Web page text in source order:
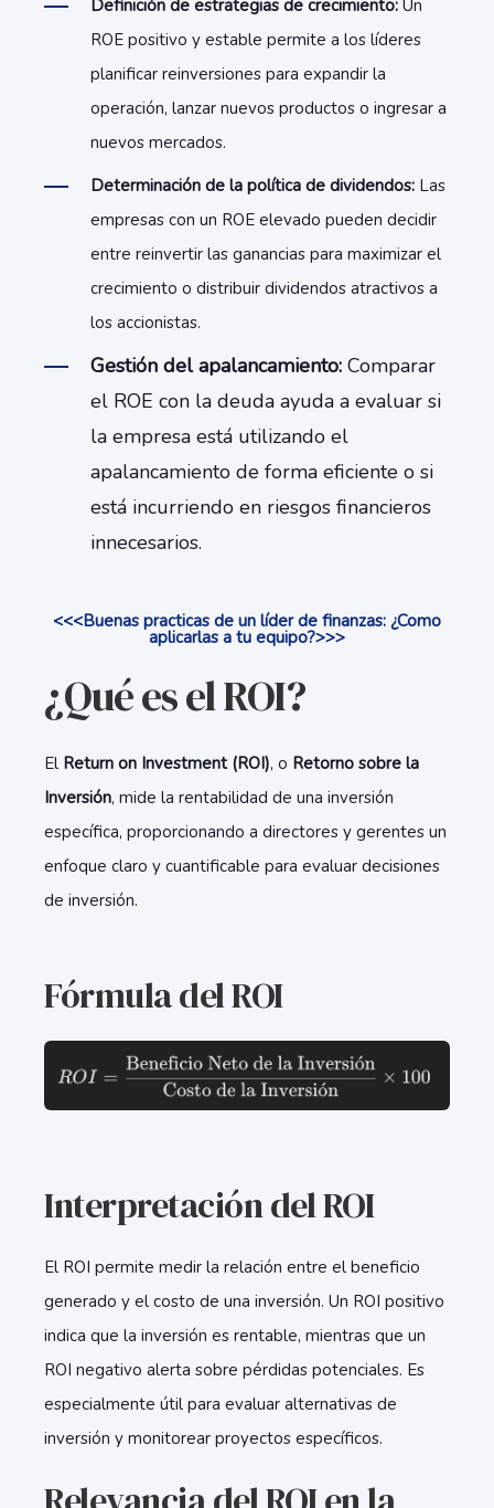
Definición de estrategias de crecimiento: Un
ROE positivo y estable permite a los líderes
planificar reinversiones para expandir la
operación, lanzar nuevos productos o ingresar a
nuevos mercados.
Determinación de la política de dividendos: Las
empresas con un ROE elevado pueden decidir
entre reinvertir las ganancias para maximizar el
crecimiento o distribuir dividendos atractivos a
los accionistas.
Gestión del apalancamiento: Comparar
el ROE con la deuda ayuda a evaluar si
la empresa está utilizando el
apalancamiento de forma eficiente o si
está incurriendo en riesgos financieros
innecesarios.
<<<Buenas practicas de un líder de finanzas: ¿Como
aplicarlas a tu equipo?>>>
¿Qué es el ROI?
El Return on Investment (ROI), o Retorno sobre la
Inversión, mide la rentabilidad de una inversión
específica, proporcionando a directores y gerentes un
enfoque claro y cuantificable para evaluar decisiones
de inversión.
Fórmula del ROI
Interpretación del ROI
El ROI permite medir la relación entre el beneficio
generado y el costo de una inversión. Un ROI positivo
indica que la inversión es rentable, mientras que un
ROI negativo alerta sobre pérdidas potenciales. Es
especialmente útil para evaluar alternativas de
inversión y monitorear proyectos específicos.